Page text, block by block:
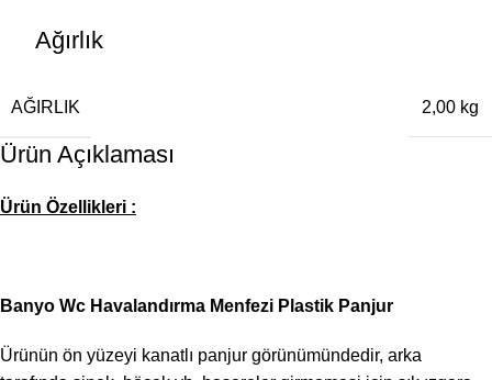
Ağırlık
AĞIRLIK 2,00 kg
Ürün Açıklaması
Ürün Özellikleri :
Banyo Wc Havalandırma Menfezi Plastik Panjur
Ürünün ön yüzeyi kanatlı panjur görünümündedir, arka